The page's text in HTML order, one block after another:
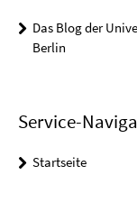
Das Blog der
Berlin
Service-
Startseite